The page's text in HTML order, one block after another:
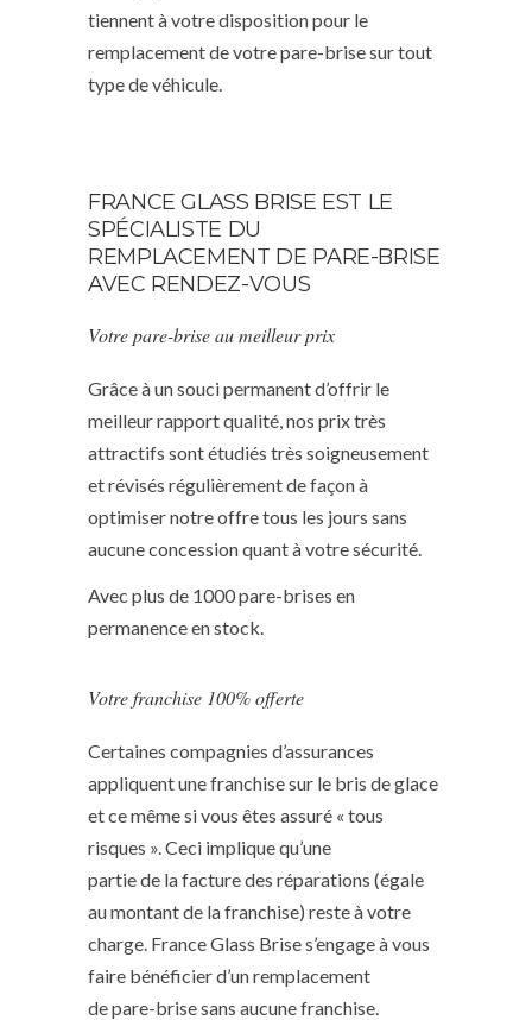
tiennent à votre disposition pour le
remplacement de votre pare-brise sur tout
type de véhicule.
FRANCE GLASS BRISE EST LE
SPÉCIALISTE DU
REMPLACEMENT DE PARE-BRISE
AVEC RENDEZ-VOUS
Votre pare-brise au meilleur prix
Grâce à un souci permanent d’offrir le
meilleur rapport qualité, nos prix très
attractifs sont étudiés très soigneusement
et révisés régulièrement de façon à
optimiser notre offre tous les jours sans
aucune concession quant à votre sécurité.
Avec plus de 1000 pare-brises en
permanence en stock.
Votre franchise 100% offerte
Certaines compagnies d’assurances
appliquent une franchise sur le bris de glace
et ce même si vous êtes assuré « tous
risques ». Ceci implique qu’une
partie de la facture des réparations (égale
au montant de la franchise) reste à votre
charge. France Glass Brise s’engage à vous
faire bénéficier d’un remplacement
de pare-brise sans aucune franchise.